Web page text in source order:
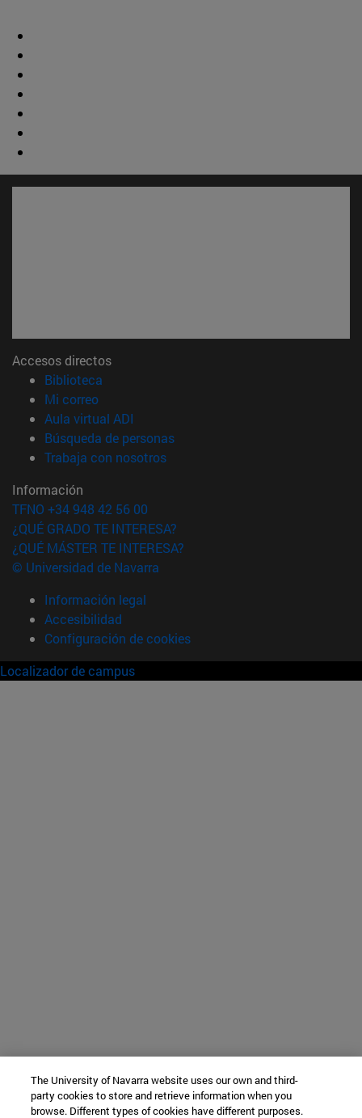
Accesos directos
Biblioteca
Mi correo(abre en nueva ventana)
Aula virtual ADI
Búsqueda de personas(abre en nueva ventana)
Trabaja con nosotros(abre en nueva ventana)
Información
TFNO +34 948 42 56 00
¿QUÉ GRADO TE INTERESA?
¿QUÉ MÁSTER TE INTERESA?
© Universidad de Navarra
Información legal
Accesibilidad
Configuración de cookies
Localizador de campus
The University of Navarra website uses our own and third-
party cookies to store and retrieve information when you
browse. Different types of cookies have different purposes.